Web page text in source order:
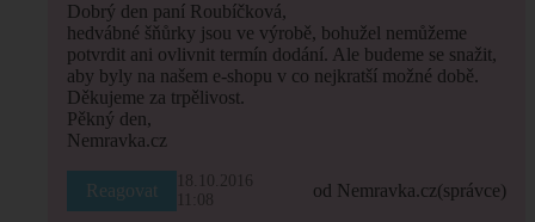
Dobrý den paní Roubíčková,
hedvábné šňůrky jsou ve výrobě, bohužel nemůžeme
potvrdit ani ovlivnit termín dodání. Ale budeme se snažit,
aby byly na našem e-shopu v co nejkratší možné době.
Děkujeme za trpělivost.
Pěkný den,
Nemravka.cz
Reagovat
18.10.2016
11:08
od Nemravka.cz(správce)